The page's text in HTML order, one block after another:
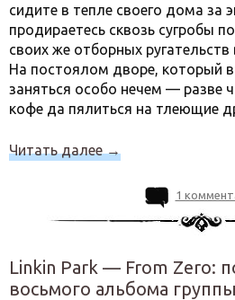
сидите в тепле своего дома за
продираетесь сквозь сугробы
своих же отборных
На постоялом дворе, который
заняться особо нечем — разве
кофе да пялиться на тлеющие
Читать далее→
1
Linkin Park — From Zero:
восьмого альбома группы